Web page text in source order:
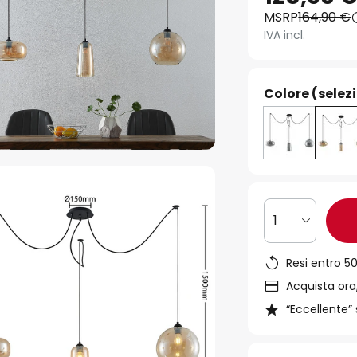
MSRP164,90 €
IVA incl.
Colore
1
Resi entro
Acquista